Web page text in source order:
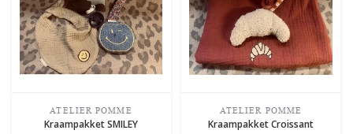
ATELIER POMME
Kraampakket SMILEY
ATELIER POMME
Kraampakket Croissant